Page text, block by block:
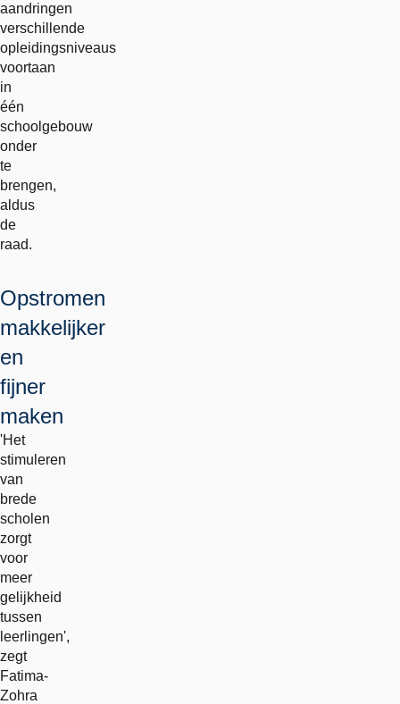
aandringen
verschillende
opleidingsniveaus
voortaan
in
één
schoolgebouw
onder
te
brengen,
aldus
de
raad.
Opstromen
makkelijker
en
fijner
maken
'Het
stimuleren
van
brede
scholen
zorgt
voor
meer
gelijkheid
tussen
leerlingen',
zegt
Fatima-
Zohra